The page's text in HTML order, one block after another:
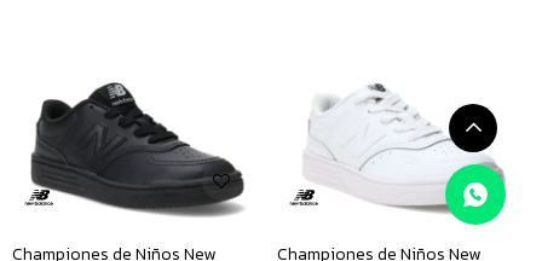
Championes de Niños New Championes de Niños New